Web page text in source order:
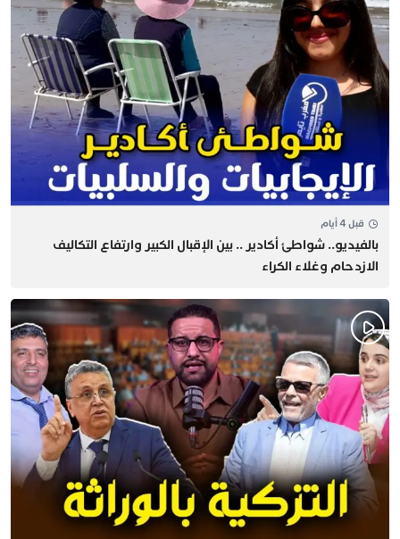
قبل 4 أيام
بالفيديو.. شواطئ أكادير .. بين الإقبال الكبير وارتفاع التكاليف
الازدحام وغلاء الكراء